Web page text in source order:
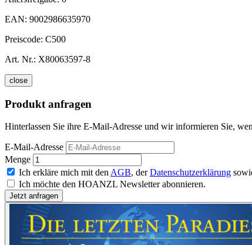
EAN: 9002986635970
Preiscode: C500
Art. Nr.: X80063597-8
close
Produkt anfragen
Hinterlassen Sie ihre E-Mail-Adresse und wir informieren Sie,
E-Mail-Adresse
Menge
Ich erkläre mich mit den AGB, derDatenschutzerklärung
Ich möchte den HOANZL Newsletter abonnieren.